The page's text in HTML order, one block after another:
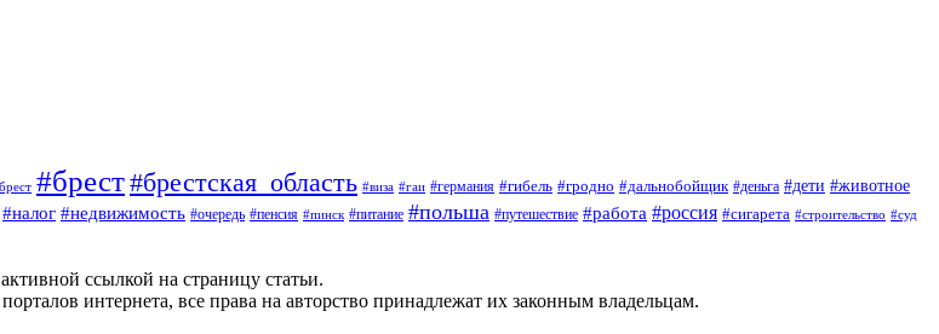
#брест#брестская_область #виза #гаи #германия #гибель #гродно #дальнобойщик #деньга #дети #животное
#налог #недвижимость #очередь #пенсия #пинск #питание #польша #путешествие #работа #россия #сигарета #строительство #суд
ссылкой на страницу статьи.
интернета, все права на авторство принадлежат их законным владельцам.